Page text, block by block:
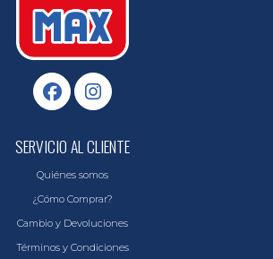
SERVICIO AL CLIENTE
Quiénes somos
¿Cómo Comprar?
Cambio y Devoluciones
Términos y Condiciones